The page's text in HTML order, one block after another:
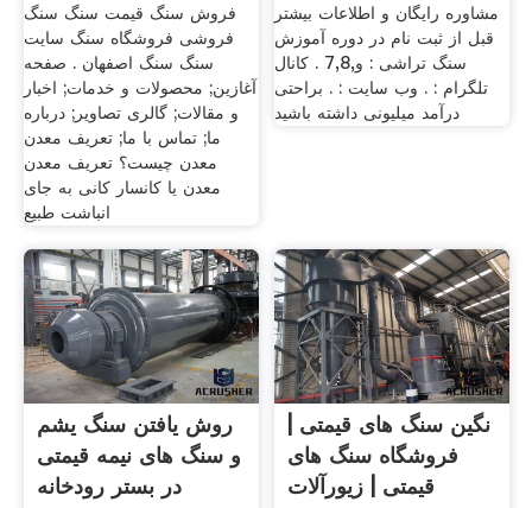
فروش سنگ قیمت سنگ سنگ
فروشی فروشگاه سنگ سایت
سنگ سنگ اصفهان . صفحه
آغازین; محصولات و خدمات; اخبار
و مقالات; گالری تصاویر; درباره
ما; تماس با ما; تعریف معدن
معدن چیست؟ تعریف معدن
معدن یا کانسار کانی به جای
انباشت طبیع
مشاوره رایگان و اطلاعات بیشتر
قبل از ثبت نام در دوره آموزش
سنگ تراشی : و,7,8 . کانال
تلگرام : . وب سایت : . براحتی
درآمد میلیونی داشته باشید
روش یافتن سنگ یشم
و سنگ های نیمه قیمتی
در بستر رودخانه
نگین سنگ های قیمتی |
فروشگاه سنگ های
قیمتی | زیورآلات